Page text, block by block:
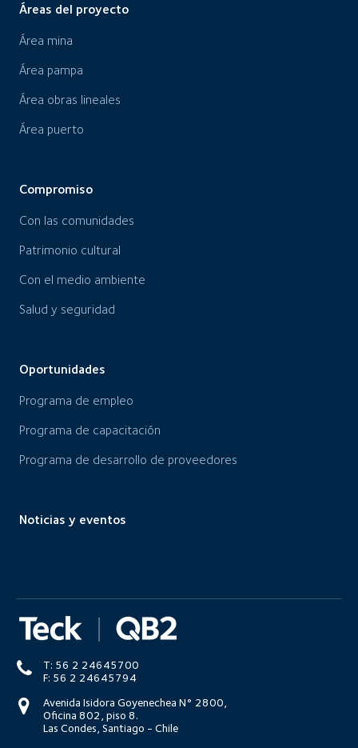
Áreas del proyecto
Área mina
Área pampa
Área obras lineales
Área puerto
Compromiso
Con las comunidades
Patrimonio cultural
Con el medio ambiente
Salud y seguridad
Oportunidades
Programa de empleo
Programa de capacitación
Programa de desarrollo de proveedores
Noticias y eventos
T: 56 2 24645700
F: 56 2 24645794
Avenida Isidora Goyenechea N° 2800,
Oficina 802, piso 8.
Las Condes, Santiago - Chile